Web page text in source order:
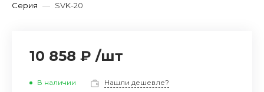
Серия — SVK-20
10 858 ₽ /шт
В наличии Нашли дешевле?